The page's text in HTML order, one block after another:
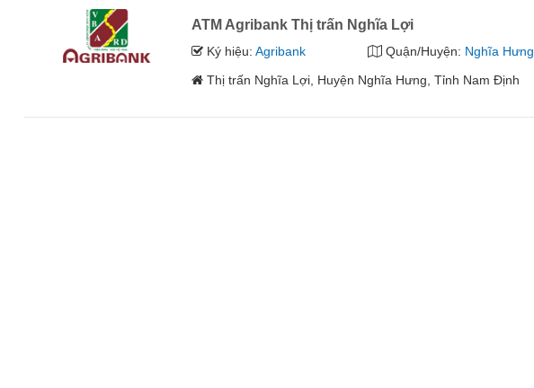
ATM Agribank Thị trấn Nghĩa Lợi
Ký hiệu:Agribank Quận/Huyện: Nghĩa Hưng
Thị trấn Nghĩa Lợi, Huyện Nghĩa Hưng, Tỉnh Nam Định